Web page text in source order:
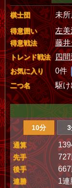
棋士団 未
得意囲い 左美
得意戦法 藤
トレンド戦法 四
お気に入り 0件
二つ名 駆
10分
通算
先手
後手
連勝 1連